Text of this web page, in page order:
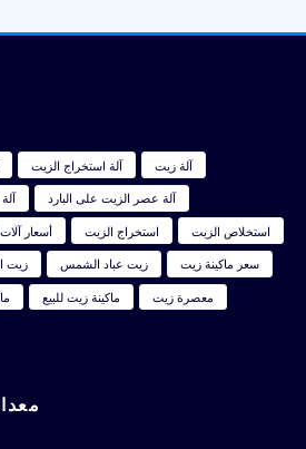
آلة استخراج الزيت
آلة زيت
آلة عصر الزيت على البارد
أسعار استخراج الزيت
استخلاص الزيت
زيت زيت عباد الشمس
سعر ماكينة زيت
ماكينة زيت للبيع
معصرة زيت